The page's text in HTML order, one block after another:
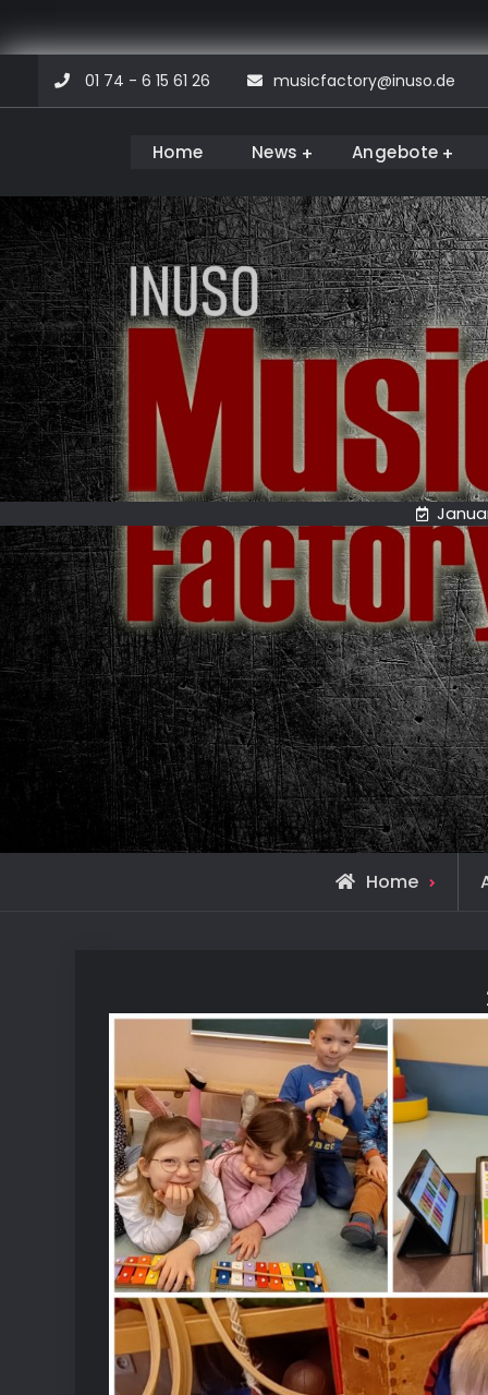
content
01 74 - 6 15 61 26 musicfactory@inuso.de
Musicfactory
Home News Angebote
Home